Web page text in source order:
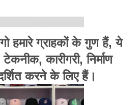
हमारे ग्राहकों के गुण हैं, ये
कारीगरी, निर्माण
करने के लिए हैं।